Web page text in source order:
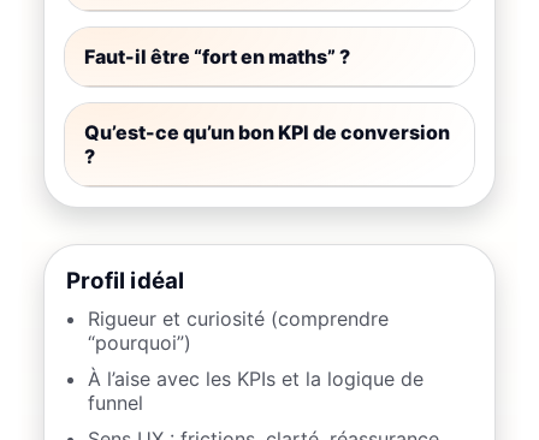
Faut-il être “fort en maths” ?
Qu’est-ce qu’un bon KPI de conversion
?
Profil idéal
Rigueur et curiosité (comprendre
“pourquoi”)
À l’aise avec les KPIs et la logique de
funnel